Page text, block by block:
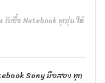
รับซื้อ Notebook ทุกรุ่น ให้
Sony มือสอง ทุก